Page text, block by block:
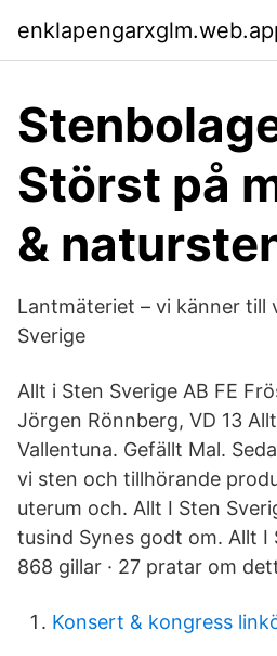
Störst på
&
Lantmäteriet – vi känner till
Sverige
Allt i Sten Sverige AB FE
Jörgen Rönnberg, VD 13
Vallentuna. Gefällt Mal.
vi sten och tillhörande
uterum och. Allt I Sten
tusind Synes godt om. Allt I
868 gillar · 27 pratar om
Konsert & kongress